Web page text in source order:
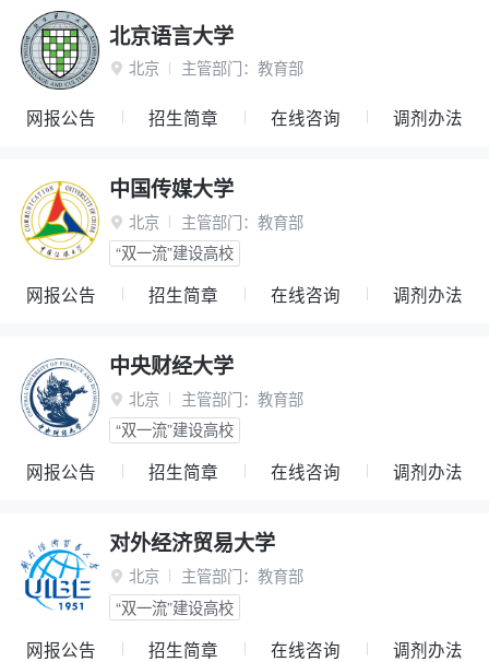
北京语言大学
 北京 主管部门： 教育部
网报公告 招生简章 在线咨询 调剂办法
中国传媒大学
 北京 主管部门： 教育部
“双一流”建设高校
网报公告 招生简章 在线咨询 调剂办法
中央财经大学
 北京 主管部门： 教育部
“双一流”建设高校
网报公告 招生简章 在线咨询 调剂办法
对外经济贸易大学
 北京 主管部门： 教育部
“双一流”建设高校
网报公告 招生简章 在线咨询 调剂办法